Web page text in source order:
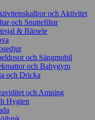
och Aktivitet
och Snuttefiltar
& Bärsele
och Sängmobil
och Babygym
och Dricka
och Amning
Hygien